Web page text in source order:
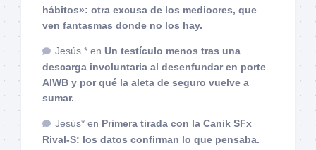
hábitos»: otra excusa de los mediocres, que
ven fantasmas donde no los hay.
Jesús * en Un testículo menos tras una
descarga involuntaria al desenfundar en porte
AIWB y por qué la aleta de seguro vuelve a
sumar.
Jesús* en Primera tirada con la Canik SFx
Rival-S: los datos confirman lo que pensaba.